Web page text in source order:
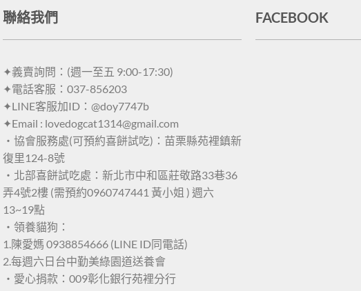
聯絡我們
✦義賣詢問：(週一至五 9:00-17:30)
✦電話客服：037-856203
✦LINE客服加ID：@doy7747b
✦Email : lovedogcat1314@gmail.com
・協會服務處(可預約喜餅試吃)：苗栗縣苑裡鎮新
復里124-8號
・北部喜餅試吃處：新北市中和區莊敬路33巷36
弄4號2樓 (需預約0960747441 黃小姐 ) 週六
13~19點
・領養貓狗：
1.陳愛媽 0938854666 (LINE ID同電話)
2.每週六日台中勤美綠園道送養會
・愛心捐款：009彰化銀行苑裡分行
FACEBOOK